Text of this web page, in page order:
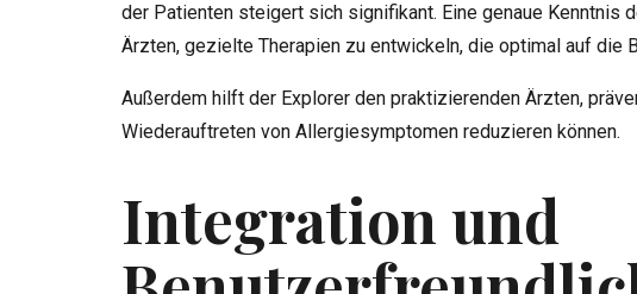
der Patienten steigert sich signifikant. Eine genaue Kenntnis
Ärzten, gezielte Therapien zu entwickeln, die optimal auf die
Außerdem hilft der Explorer den praktizierenden Ärzten,
Wiederauftreten von Allergiesymptomen reduzieren können.
Integration und